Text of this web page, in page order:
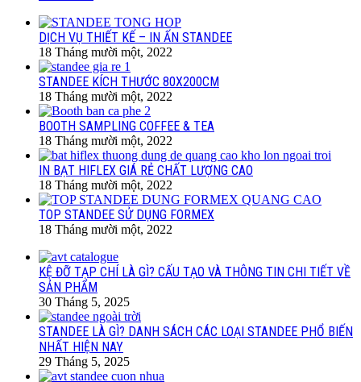
DỊCH VỤ THIẾT KẾ – IN ẤN STANDEE
18 Tháng mười một, 2022
STANDEE KÍCH THƯỚC 80X200CM
18 Tháng mười một, 2022
BOOTH SAMPLING COFFEE & TEA
18 Tháng mười một, 2022
IN BẠT HIFLEX GIÁ RẺ CHẤT LƯỢNG CAO
18 Tháng mười một, 2022
TOP STANDEE SỬ DỤNG FORMEX
18 Tháng mười một, 2022
KỆ ĐỠ TẠP CHÍ LÀ GÌ? CẤU TẠO VÀ THÔNG TIN CHI TIẾT VỀ
SẢN PHẨM
30 Tháng 5, 2025
STANDEE LÀ GÌ? DANH SÁCH CÁC LOẠI STANDEE PHỔ BIẾN
NHẤT HIỆN NAY
29 Tháng 5, 2025